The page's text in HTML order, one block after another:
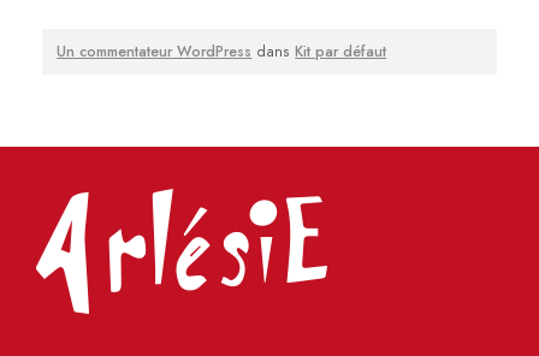
Un commentateur WordPress dansKit par défaut